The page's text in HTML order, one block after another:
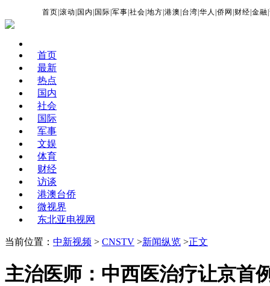
首页 |滚动 国内 国际 |军事 |社会 |地方 |港澳 台湾 |华人 |侨网 财经 |金融 |
首页
最新
热点
国内
社会
国际
军事
文娱
体育
财经
访谈
港澳台侨
微视界
东北亚电视网
当前位置： 中新视频 > CNSTV >新闻纵览 >正文
主治医师：中西医治疗让京首